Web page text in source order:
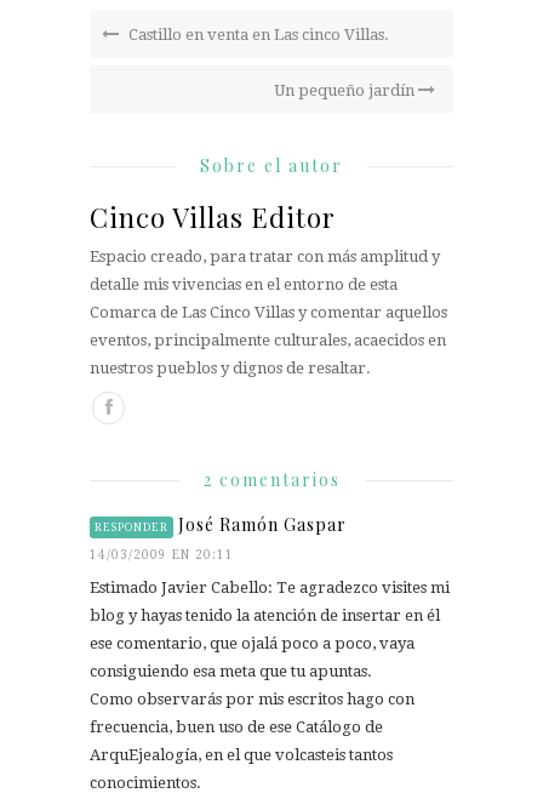
Castillo en venta en Las cinco Villas.
Un pequeño jardín
Sobre el autor
Cinco Villas Editor
Espacio creado, para tratar con más amplitud y
detalle mis vivencias en el entorno de esta
Comarca de Las Cinco Villas y comentar aquellos
eventos, principalmente culturales, acaecidos en
nuestros pueblos y dignos de resaltar.
2 comentarios
RESPONDER José Ramón Gaspar
14/03/2009 EN 20:11
Estimado Javier Cabello: Te agradezco visites mi
blog y hayas tenido la atención de insertar en él
ese comentario, que ojalá poco a poco, vaya
consiguiendo esa meta que tu apuntas.
Como observarás por mis escritos hago con
frecuencia, buen uso de ese Catálogo de
ArquEjealogía, en el que volcasteis tantos
conocimientos.